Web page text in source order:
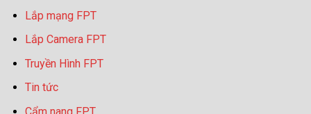
Lắp mạng FPT
Lắp Camera FPT
Truyền Hình FPT
Tin tức